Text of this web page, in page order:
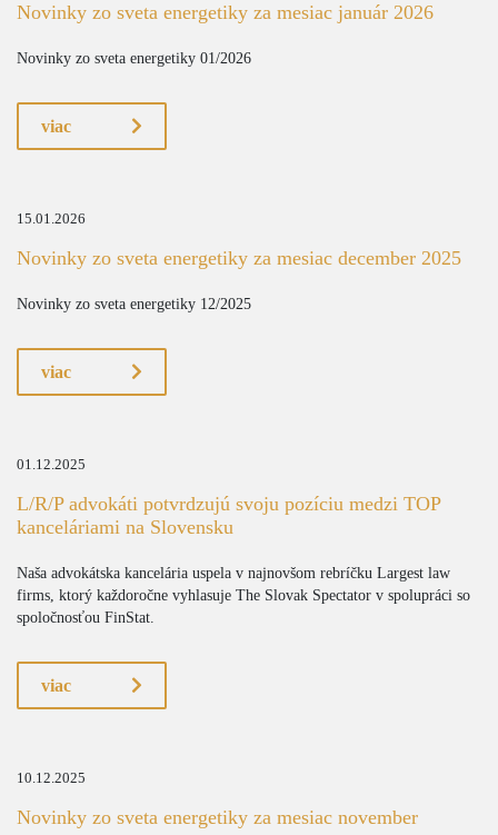
Novinky zo sveta energetiky za mesiac január 2026
Novinky zo sveta energetiky 01/2026
viac
15.01.2026
Novinky zo sveta energetiky za mesiac december 2025
Novinky zo sveta energetiky 12/2025
viac
01.12.2025
L/R/P advokáti potvrdzujú svoju pozíciu medzi TOP
kanceláriami na Slovensku
Naša advokátska kancelária uspela v najnovšom rebríčku Largest law
firms, ktorý každoročne vyhlasuje The Slovak Spectator v spolupráci so
spoločnosťou FinStat.
viac
10.12.2025
Novinky zo sveta energetiky za mesiac november